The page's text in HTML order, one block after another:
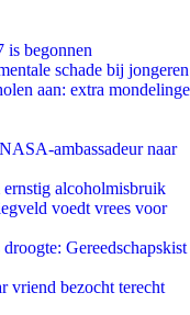
is begonnen
schade bij jongeren
aan: extra mondelinge
ambassadeur naar
alcoholmisbruik
voedt vrees voor
Gereedschapskist
vriend bezocht terecht